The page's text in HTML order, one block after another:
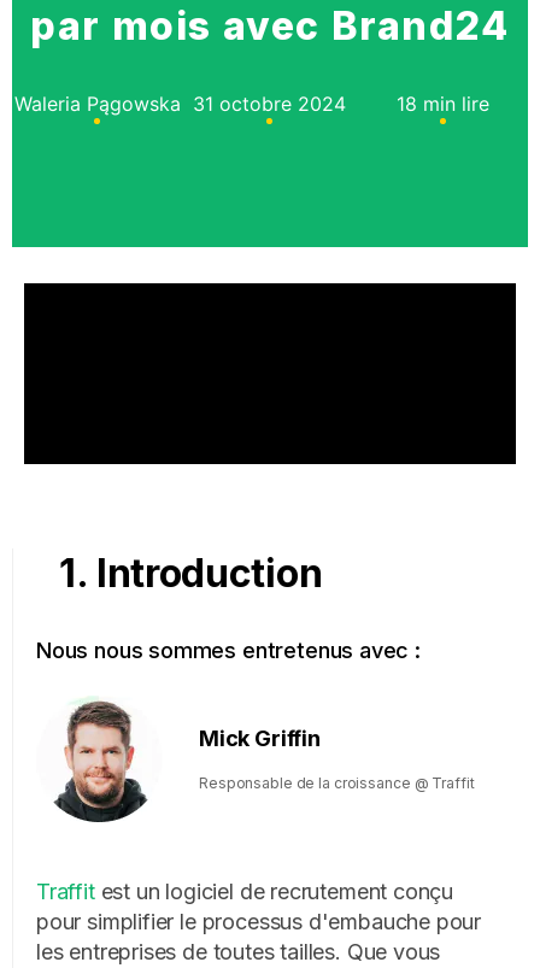
par mois avec Brand24
Waleria Pągowska 31 octobre 2024 18 min lire
1. Introduction
Nous nous sommes entretenus avec :
Mick Griffin
Responsable de la croissance @ Traffit
Traffitest un logiciel de recrutement conçu
pour simplifier le processus d'embauche pour
les entreprises de toutes tailles. Que vous